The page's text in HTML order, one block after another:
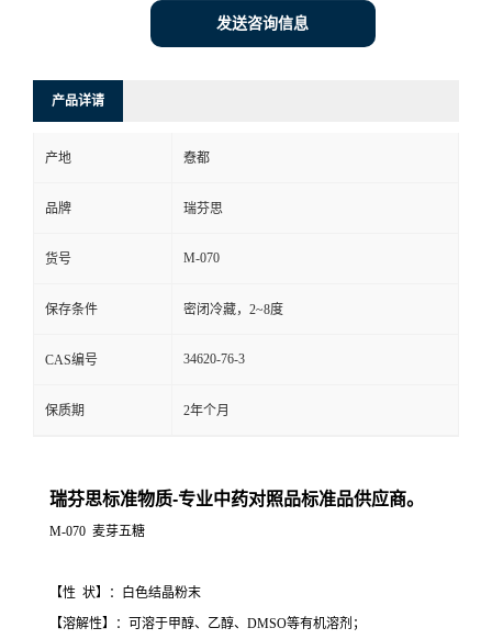
联
发送咨询信息
产品详请
产地 憃都
品牌 瑞芬思
货号 M-070
保存条件 密闭冷藏，2~8度
CAS编号 34620-76-3
保质期 2年个月
瑞芬思标准物质-专业中药对照品标准品供应商。
M-070 麦芽五糖
【性 状】：白色结晶粉末
【溶解性】：可溶于甲醇、乙醇、DMSO等有机溶剂；